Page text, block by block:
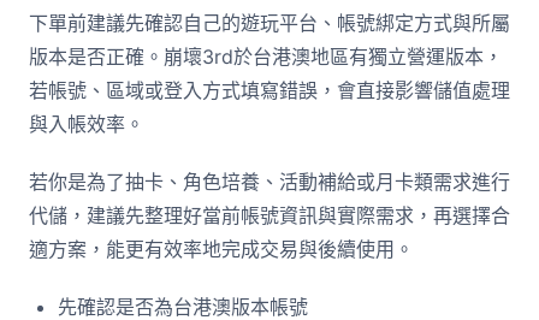
下單前建議先確認自己的遊玩平台、帳號綁定方式與所屬
版本是否正確。崩壞3rd於台港澳地區有獨立營運版本，
若帳號、區域或登入方式填寫錯誤，會直接影響儲值處理
與入帳效率。
若你是為了抽卡、角色培養、活動補給或月卡類需求進行
代儲，建議先整理好當前帳號資訊與實際需求，再選擇合
適方案，能更有效率地完成交易與後續使用。
先確認是否為台港澳版本帳號